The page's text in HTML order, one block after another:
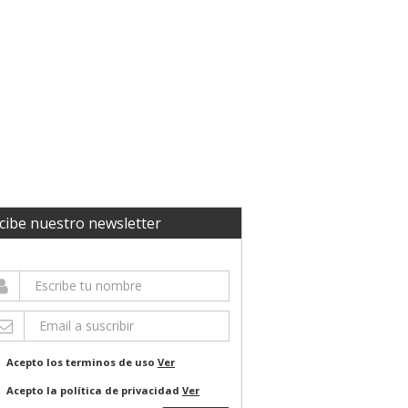
nuestro newsletter
Acepto los terminos de uso Ver
Acepto la política de privacidad Ver